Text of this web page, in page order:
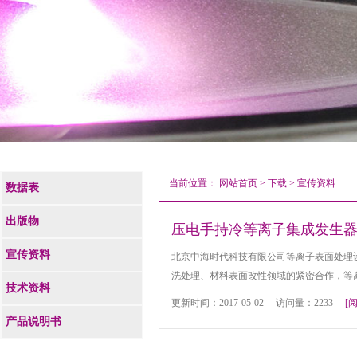
数据表
出版物
宣传资料
技术资料
产品说明书
当前位置： 网站首页 > 下载 > 宣传资料
压电手持冷等离子集成发生器
北京中海时代科技有限公司等离子表面处
洗处理、材料表面改性领域的紧密合作，
更新时间：2017-05-02 访问量：2233 [